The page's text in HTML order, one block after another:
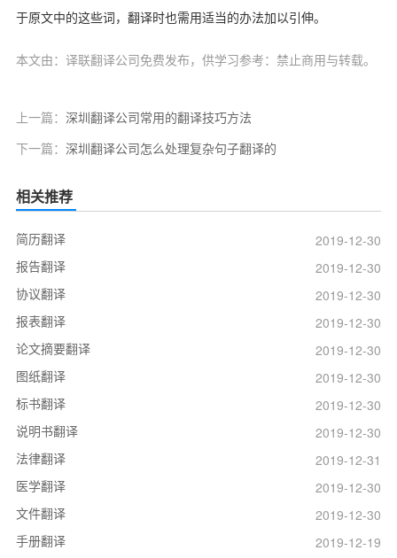
于原文中的这些词，翻译时也需用适当的办法加以引伸。
本文由：译联翻译公司免费发布，供学习参考：禁止商用与转载。
上一篇： 深圳翻译公司常用的翻译技巧方法
下一篇： 深圳翻译公司怎么处理复杂句子翻译的
相关推荐
简历翻译
2019-12-30
报告翻译
2019-12-30
协议翻译
2019-12-30
报表翻译
2019-12-30
论文摘要翻译
2019-12-30
图纸翻译
2019-12-30
标书翻译
2019-12-30
说明书翻译
2019-12-30
法律翻译
2019-12-31
医学翻译
2019-12-30
文件翻译
2019-12-30
手册翻译
2019-12-19